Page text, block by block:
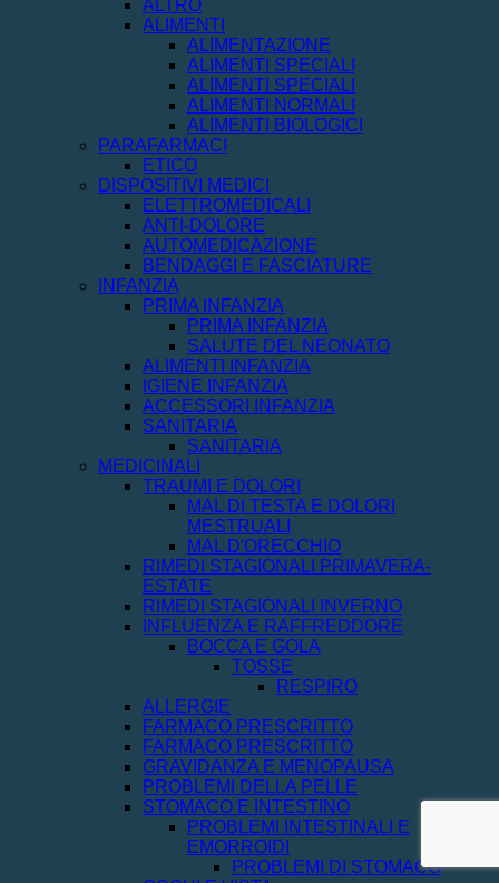
ALTRO
ALIMENTI
ALIMENTAZIONE
ALIMENTI SPECIALI
ALIMENTI SPECIALI
ALIMENTI NORMALI
ALIMENTI BIOLOGICI
PARAFARMACI
ETICO
DISPOSITIVI MEDICI
ELETTROMEDICALI
ANTI-DOLORE
AUTOMEDICAZIONE
BENDAGGI E FASCIATURE
INFANZIA
PRIMA INFANZIA
PRIMA INFANZIA
SALUTE DEL NEONATO
ALIMENTI INFANZIA
IGIENE INFANZIA
ACCESSORI INFANZIA
SANITARIA
SANITARIA
MEDICINALI
TRAUMI E DOLORI
MAL DI TESTA E DOLORI
MESTRUALI
MAL D'ORECCHIO
RIMEDI STAGIONALI PRIMAVERA-
ESTATE
RIMEDI STAGIONALI INVERNO
INFLUENZA E RAFFREDDORE
BOCCA E GOLA
TOSSE
RESPIRO
ALLERGIE
FARMACO PRESCRITTO
FARMACO PRESCRITTO
GRAVIDANZA E MENOPAUSA
PROBLEMI DELLA PELLE
STOMACO E INTESTINO
PROBLEMI INTESTINALI E
EMORROIDI
PROBLEMI DI STOMACO